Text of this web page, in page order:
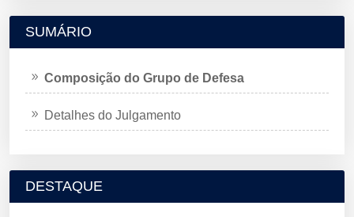
SUMÁRIO
Composição do Grupo de Defesa
Detalhes do Julgamento
DESTAQUE